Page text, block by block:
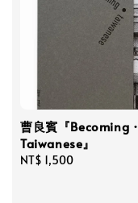
曹良賓『Becoming・
Taiwanese』
Regular
NT$ 1,500